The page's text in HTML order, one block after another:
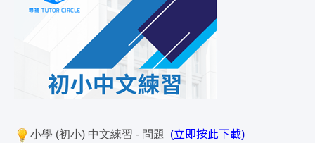
小學 (初小) 中文練習 - 問題 (立即按此下載)